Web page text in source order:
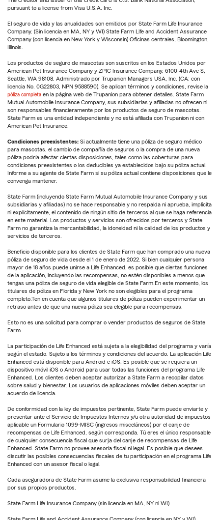
pursuant to a license from Visa U.S.A. Inc.
El seguro de vida y las anualidades son emitidos por State Farm Life Insurance
Company. (Sin licencia en MA, NY y WI) State Farm Life and Accident Assurance
Company (con licencia en New York y Wisconsin) Oficinas centrales, Bloomington,
Illinois.
Los productos de seguro de mascotas son suscritos en los Estados Unidos por
American Pet Insurance Company y ZPIC Insurance Company, 6100-4th Ave S,
Seattle, WA 98108. Administrado por Trupanion Managers USA, Inc. (CA: con
licencia No. 0G22803, NPN 9588590). Se aplican términos y condiciones, revise la
póliza completa en la página web de Trupanion para obtener detalles. State Farm
Mutual Automobile Insurance Company, sus subsidiarias y afiliadas no ofrecen ni
son responsables financieramente por los productos de seguro de mascotas.
State Farm es una entidad independiente y no está afiliada con Trupanion ni con
American Pet Insurance.
Condiciones preexistentes: Si actualmente tiene una póliza de seguro médico
para mascotas, el cambio de compañía de seguros o la compra de una nueva
póliza podría afectar ciertas disposiciones, tales como las coberturas para
condiciones preexistentes o los deducibles ya establecidos bajo su póliza actual.
Informe a su agente de State Farm si su póliza actual contiene disposiciones que le
convenga mantener.
State Farm (incluyendo State Farm Mutual Automobile Insurance Company y sus
subsidiarias y afiliadas) no se hace responsable y no respalda ni aprueba, implícita
ni explícitamente, el contenido de ningún sitio de terceros al que se haga referencia
en este material. Los productos y servicios son ofrecidos por terceros y State
Farm no garantiza la mercantabilidad, la idoneidad ni la calidad de los productos y
servicios de terceros.
Beneficio disponible para los clientes de State Farm que han comprado una nueva
póliza de seguro de vida desde el 1 de enero de 2022. Si bien cualquier persona
mayor de 18 años puede unirse a Life Enhanced, es posible que ciertas funciones
de la aplicación, incluyendo las recompensas, no estén disponibles a menos que
tengas una póliza de seguro de vida elegible de State Farm.En este momento, los
titulares de póliza en Florida y New York no son elegibles para el programa
completo.Ten en cuenta que algunos titulares de póliza pueden experimentar un
retraso antes de que una nueva póliza sea elegible para recompensas.
Esto no es una solicitud para comprar o vender productos de seguros de State
Farm.
La participación de Life Enhanced está sujeta a la elegibilidad del programa y varía
según el estado. Sujeto a los términos y condiciones del acuerdo. La aplicación Life
Enhanced está disponible para Android e iOS. Es posible que se requiera un
dispositivo móvil iOS o Android para usar todas las funciones del programa Life
Enhanced. Los clientes deben aceptar autorizar a State Farm a recopilar datos
sobre salud y bienestar. Los usuarios de aplicaciones móviles deben aceptar un
acuerdo de licencia.
De conformidad con la ley de impuestos pertinente, State Farm puede enviarte y
presentar ante el Servicio de Impuestos Internos y/u otra autoridad de impuestos
aplicable un Formulario 1099-MISC (ingresos misceláneos) por el canje de
recompensas de Life Enhanced, según corresponda. Tú eres el único responsable
de cualquier consecuencia fiscal que surja del canje de recompensas de Life
Enhanced. State Farm no provee asesoría fiscal ni legal. Es posible que desees
discutir las posibles consecuencias fiscales de tu participación en el programa Life
Enhanced con un asesor fiscal o legal.
Cada aseguradora de State Farm asume la exclusiva responsabilidad financiera
por sus propios productos.
State Farm Life Insurance Company (sin licencia en MA, NY ni WI)